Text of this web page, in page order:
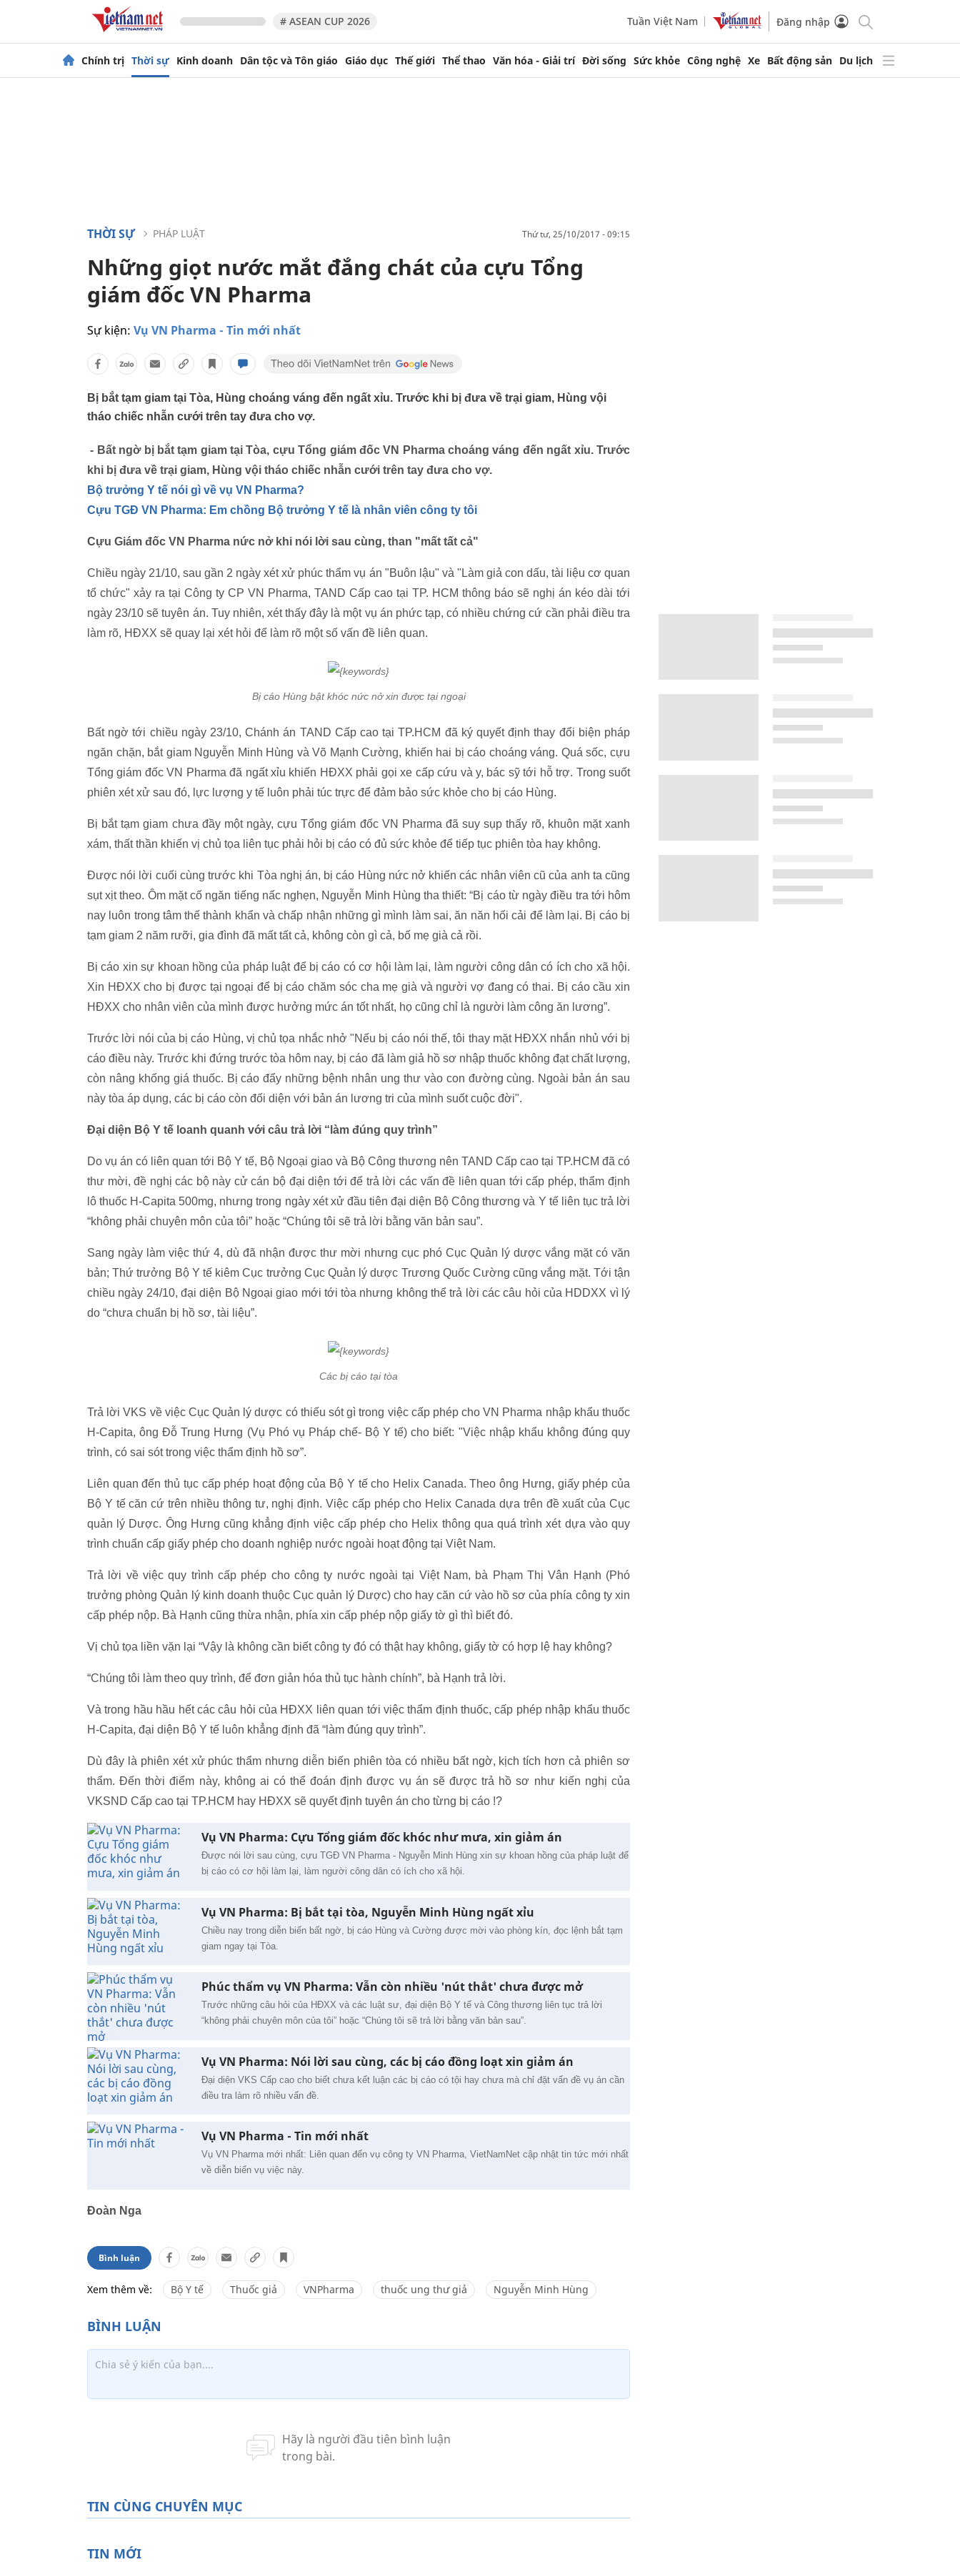
# ASEAN CUP 2026 Tuần Việt Nam Đăng nhập
Chính trị Thời sự Kinh doanh Dân tộc và Tôn giáo Giáo dục Thế giới Thể thao Văn hóa - Giải trí Đời sống Sức khỏe Công nghệ Xe Bất động sản Du lịch
THỜI SỰ PHÁP LUẬT thứ tư, 25/10/2017 - 09:15
Những giọt nước mắt đắng chát của cựu Tổng
giám đốc VN Pharma
Sự kiện: Vụ VN Pharma - Tin mới nhất
Bị bắt tạm giam tại Tòa, Hùng choáng váng đến ngất xỉu. Trước khi bị đưa về trại giam, Hùng vội
tháo chiếc nhẫn cưới trên tay đưa cho vợ.
- Bất ngờ bị bắt tạm giam tại Tòa, cựu Tổng giám đốc VN Pharma choáng váng đến ngất xỉu. Trước
khi bị đưa về trại giam, Hùng vội tháo chiếc nhẫn cưới trên tay đưa cho vợ.
Bộ trưởng Y tế nói gì về vụ VN Pharma?
Cựu TGĐ VN Pharma: Em chồng Bộ trưởng Y tế là nhân viên công ty tôi
Cựu Giám đốc VN Pharma nức nở khi nói lời sau cùng, than "mất tất cả"
Chiều ngày 21/10, sau gần 2 ngày xét xử phúc thẩm vụ án "Buôn lậu" và "Làm giả con dấu, tài liệu cơ quan
tổ chức" xảy ra tại Công ty CP VN Pharma, TAND Cấp cao tại TP. HCM thông báo sẽ nghị án kéo dài tới
ngày 23/10 sẽ tuyên án. Tuy nhiên, xét thấy đây là một vụ án phức tạp, có nhiều chứng cứ cần phải điều tra
làm rõ, HĐXX sẽ quay lại xét hỏi để làm rõ một số vấn đề liên quan.
Bị cáo Hùng bật khóc nức nở xin được tại ngoại
Bất ngờ tới chiều ngày 23/10, Chánh án TAND Cấp cao tại TP.HCM đã ký quyết định thay đổi biện pháp
ngăn chặn, bắt giam Nguyễn Minh Hùng và Võ Mạnh Cường, khiến hai bị cáo choáng váng. Quá sốc, cựu
Tổng giám đốc VN Pharma đã ngất xỉu khiến HĐXX phải gọi xe cấp cứu và y, bác sỹ tới hỗ trợ. Trong suốt
phiên xét xử sau đó, lực lượng y tế luôn phải túc trực để đảm bảo sức khỏe cho bị cáo Hùng.
Bị bắt tạm giam chưa đầy một ngày, cựu Tổng giám đốc VN Pharma đã suy sụp thấy rõ, khuôn mặt xanh
xám, thất thần khiến vị chủ tọa liên tục phải hỏi bị cáo có đủ sức khỏe để tiếp tục phiên tòa hay không.
Được nói lời cuối cùng trước khi Tòa nghị án, bị cáo Hùng nức nở khiến các nhân viên cũ của anh ta cũng
sụt xịt theo. Ôm mặt cố ngăn tiếng nấc nghẹn, Nguyễn Minh Hùng tha thiết: “Bị cáo từ ngày điều tra tới hôm
nay luôn trong tâm thế thành khẩn và chấp nhận những gì mình làm sai, ăn năn hối cải để làm lại. Bị cáo bị
tạm giam 2 năm rưỡi, gia đình đã mất tất cả, không còn gì cả, bố mẹ già cả rồi.
Bị cáo xin sự khoan hồng của pháp luật để bị cáo có cơ hội làm lại, làm người công dân có ích cho xã hội.
Xin HĐXX cho bị được tại ngoại để bị cáo chăm sóc cha mẹ già và người vợ đang có thai. Bị cáo cầu xin
HĐXX cho nhân viên của mình được hưởng mức án tốt nhất, họ cũng chỉ là người làm công ăn lương”.
Trước lời nói của bị cáo Hùng, vị chủ tọa nhắc nhở "Nếu bị cáo nói thế, tôi thay mặt HĐXX nhắn nhủ với bị
cáo điều này. Trước khi đứng trước tòa hôm nay, bị cáo đã làm giả hồ sơ nhập thuốc không đạt chất lượng,
còn nâng khống giá thuốc. Bị cáo đẩy những bệnh nhân ung thư vào con đường cùng. Ngoài bản án sau
này tòa áp dụng, các bị cáo còn đối diện với bản án lương tri của mình suốt cuộc đời".
Đại diện Bộ Y tế loanh quanh với câu trả lời “làm đúng quy trình”
Do vụ án có liên quan tới Bộ Y tế, Bộ Ngoại giao và Bộ Công thương nên TAND Cấp cao tại TP.HCM đã có
thư mời, đề nghị các bộ này cử cán bộ đại diện tới để trả lời các vấn đề liên quan tới cấp phép, thẩm định
lô thuốc H-Capita 500mg, nhưng trong ngày xét xử đầu tiên đại diện Bộ Công thương và Y tế liên tục trả lời
“không phải chuyên môn của tôi” hoặc “Chúng tôi sẽ trả lời bằng văn bản sau”.
Sang ngày làm việc thứ 4, dù đã nhận được thư mời nhưng cục phó Cục Quản lý dược vắng mặt có văn
bản; Thứ trưởng Bộ Y tế kiêm Cục trưởng Cục Quản lý dược Trương Quốc Cường cũng vắng mặt. Tới tận
chiều ngày 24/10, đại diện Bộ Ngoại giao mới tới tòa nhưng không thể trả lời các câu hỏi của HDDXX vì lý
do “chưa chuẩn bị hồ sơ, tài liệu”.
Các bị cáo tại tòa
Trả lời VKS về việc Cục Quản lý dược có thiếu sót gì trong việc cấp phép cho VN Pharma nhập khẩu thuốc
H-Capita, ông Đỗ Trung Hưng (Vụ Phó vụ Pháp chế- Bộ Y tế) cho biết: "Việc nhập khẩu không đúng quy
trình, có sai sót trong việc thẩm định hồ sơ”.
Liên quan đến thủ tục cấp phép hoạt động của Bộ Y tế cho Helix Canada. Theo ông Hưng, giấy phép của
Bộ Y tế căn cứ trên nhiều thông tư, nghị định. Việc cấp phép cho Helix Canada dựa trên đề xuất của Cục
quản lý Dược. Ông Hưng cũng khẳng định việc cấp phép cho Helix thông qua quá trình xét dựa vào quy
trình chuẩn cấp giấy phép cho doanh nghiệp nước ngoài hoạt động tại Việt Nam.
Trả lời về việc quy trình cấp phép cho công ty nước ngoài tại Việt Nam, bà Phạm Thị Vân Hạnh (Phó
trưởng phòng Quản lý kinh doanh thuộc Cục quản lý Dược) cho hay căn cứ vào hồ sơ của phía công ty xin
cấp phép nộp. Bà Hạnh cũng thừa nhận, phía xin cấp phép nộp giấy tờ gì thì biết đó.
Vị chủ tọa liền vặn lại “Vậy là không cần biết công ty đó có thật hay không, giấy tờ có hợp lệ hay không?
“Chúng tôi làm theo quy trình, để đơn giản hóa thủ tục hành chính”, bà Hạnh trả lời.
Và trong hầu hầu hết các câu hỏi của HĐXX liên quan tới việc thẩm định thuốc, cấp phép nhập khẩu thuốc
H-Capita, đại diện Bộ Y tế luôn khẳng định đã “làm đúng quy trình”.
Dù đây là phiên xét xử phúc thẩm nhưng diễn biến phiên tòa có nhiều bất ngờ, kịch tích hơn cả phiên sơ
thẩm. Đến thời điểm này, không ai có thể đoán định được vụ án sẽ được trả hồ sơ như kiến nghị của
VKSND Cấp cao tại TP.HCM hay HĐXX sẽ quyết định tuyên án cho từng bị cáo !?
Vụ VN Pharma: Cựu Tổng giám đốc khóc như mưa, xin giảm án
Được nói lời sau cùng, cựu TGĐ VN Pharma - Nguyễn Minh Hùng xin sự khoan hồng của pháp luật để
bị cáo có cơ hội làm lại, làm người công dân có ích cho xã hội.
Vụ VN Pharma: Bị bắt tại tòa, Nguyễn Minh Hùng ngất xỉu
Chiều nay trong diễn biến bất ngờ, bị cáo Hùng và Cường được mời vào phòng kín, đọc lệnh bắt tạm
giam ngay tại Tòa.
Phúc thẩm vụ VN Pharma: Vẫn còn nhiều 'nút thắt' chưa được mở
Trước những câu hỏi của HĐXX và các luật sư, đại diện Bộ Y tế và Công thương liên tục trả lời
“không phải chuyên môn của tôi” hoặc “Chúng tôi sẽ trả lời bằng văn bản sau”.
Vụ VN Pharma: Nói lời sau cùng, các bị cáo đồng loạt xin giảm án
Đại diện VKS Cấp cao cho biết chưa kết luận các bị cáo có tội hay chưa mà chỉ đặt vấn đề vụ án cần
điều tra làm rõ nhiều vấn đề.
Vụ VN Pharma - Tin mới nhất
Vụ VN Pharma mới nhất: Liên quan đến vụ công ty VN Pharma, VietNamNet cập nhật tin tức mới nhất
về diễn biến vụ việc này.
Đoàn Nga
Bình luận
Xem thêm về: Bộ Y tế Thuốc giả VNPharma thuốc ung thư giả Nguyễn Minh Hùng
TIN CÙNG CHUYÊN MỤC
TIN MỚI